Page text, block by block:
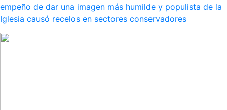
empeño de dar una imagen más humilde y populista de la
Iglesia causó recelos en sectores conservadores